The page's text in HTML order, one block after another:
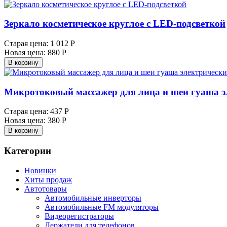
Зеркало косметическое круглое с LED-подсветкой
Старая цена: 1 012 Р
Новая цена: 880 Р
В корзину
Микротоковый массажер для лица и шеи гуаша
Старая цена: 437 Р
Новая цена: 380 Р
В корзину
Категории
Новинки
Хиты продаж
Автотовары
Автомобильные инверторы
Автомобильные FM модуляторы
Видеорегистраторы
Держатели для телефонов